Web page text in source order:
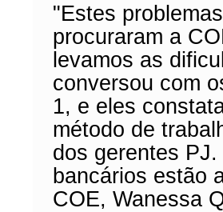
"Estes
procuraram a
levamos as
conversou com
1, e eles
método de
dos gerentes
bancários estão
COE, Wanessa